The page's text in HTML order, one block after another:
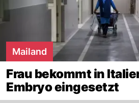
Mailand
Frau bekommt in
Embryo eingesetzt